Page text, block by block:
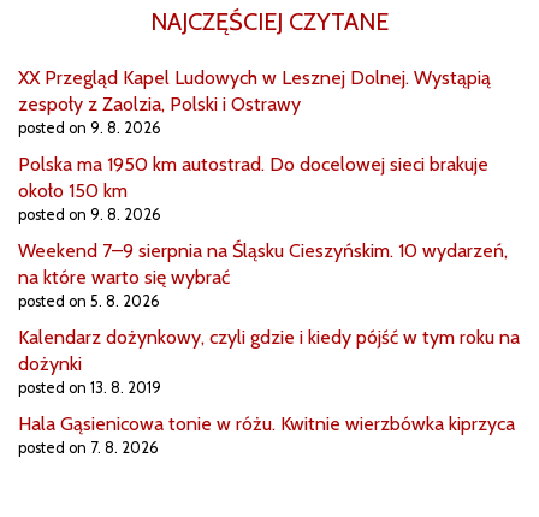
NAJCZĘŚCIEJ CZYTANE
XX Przegląd Kapel Ludowych w Lesznej Dolnej. Wystąpią
zespoły z Zaolzia, Polski i Ostrawy
posted on 9. 8. 2026
Polska ma 1950 km autostrad. Do docelowej sieci brakuje
około 150 km
posted on 9. 8. 2026
Weekend 7–9 sierpnia na Śląsku Cieszyńskim. 10 wydarzeń,
na które warto się wybrać
posted on 5. 8. 2026
Kalendarz dożynkowy, czyli gdzie i kiedy pójść w tym roku na
dożynki
posted on 13. 8. 2019
Hala Gąsienicowa tonie w różu. Kwitnie wierzbówka kiprzyca
posted on 7. 8. 2026